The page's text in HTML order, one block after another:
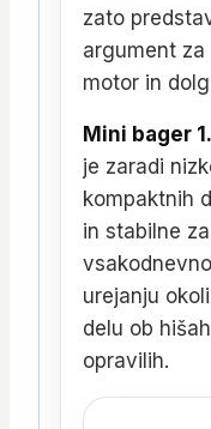
zato
argument
motor in
Mini bager
je zaradi
kompaktnih
in stabilne
urejanju
delu ob
opravilih.